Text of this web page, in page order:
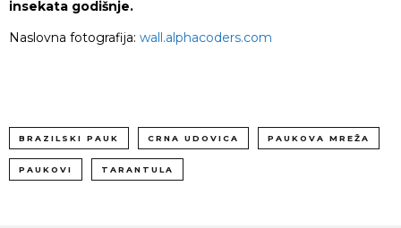
insekata godišnje.
Naslovna fotografija: wall.alphacoders.com
BRAZILSKI PAUK CRNA UDOVICA PAUKOVA MREŽA
PAUKOVI TARANTULA